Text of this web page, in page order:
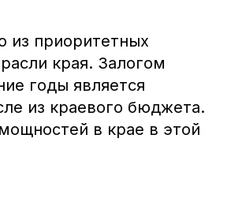
из приоритетных
края. Залогом
годы является
из краевого бюджета.
в крае в этой